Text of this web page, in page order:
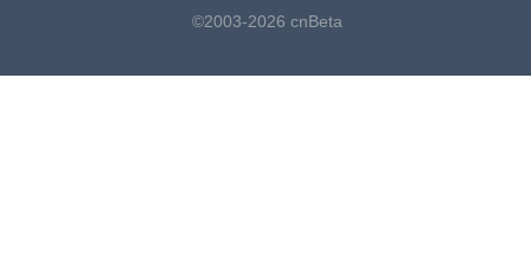
©2003-2026 cnBeta